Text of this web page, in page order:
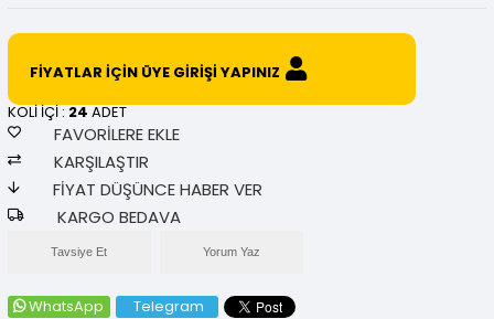
FİYATLAR İÇİN ÜYE GİRİŞİ YAPINIZ
KOLİ İÇİ : 24 ADET
FAVORILERE EKLE
KARŞILAŞTIR
FIYAT DÜŞÜNCE HABER VER
KARGO BEDAVA
Tavsiye Et Yorum Yaz
WhatsApp Telegram